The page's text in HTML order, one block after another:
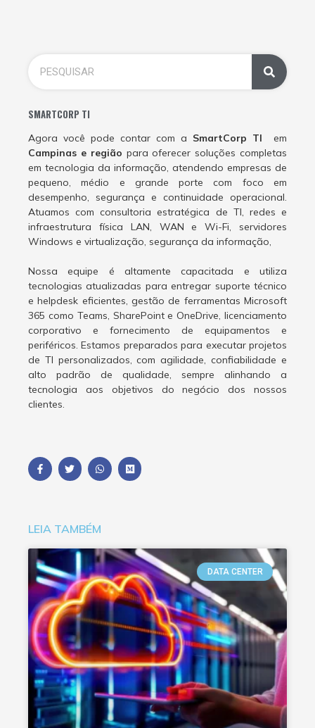
SMARTCORP TI
Agora você pode contar com a SmartCorp TI em
Campinas e região para oferecer soluções completas
em tecnologia da informação, atendendo empresas de
pequeno, médio e grande porte com foco em
desempenho, segurança e continuidade operacional.
Atuamos com consultoria estratégica de TI, redes e
infraestrutura física LAN, WAN e Wi-Fi, servidores
Windows e virtualização, segurança da informação,
Nossa equipe é altamente capacitada e utiliza
tecnologias atualizadas para entregar suporte técnico
e helpdesk eficientes, gestão de ferramentas Microsoft
365 como Teams, SharePoint e OneDrive, licenciamento
corporativo e fornecimento de equipamentos e
periféricos. Estamos preparados para executar projetos
de TI personalizados, com agilidade, confiabilidade e
alto padrão de qualidade, sempre alinhando a
tecnologia aos objetivos do negócio dos nossos
clientes.
LEIA TAMBÉM
DATA CENTER